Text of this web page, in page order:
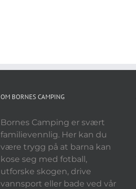
OM BORNES CAMPING
Bornes Camping er svært
familievennlig. Her kan du
være trygg på at barna kan
kose seg med fotball,
utforske skogen, drive
vannsport eller bade ved vår